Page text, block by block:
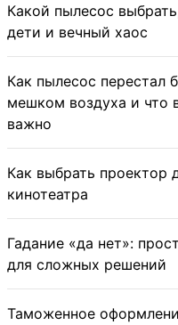
Какой пылесос
дети и вечный хаос
Как пылесос перестал
мешком воздуха и что
важно
Как выбрать проектор
кинотеатра
Гадание «да нет»:
для сложных решений
Таможенное